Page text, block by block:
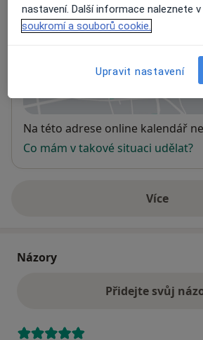
Psychiatrická ambulance
8,30-15h)
Dostupnost
Na této adrese online kalendář
Co mám v takové situaci udělat?
Víceo adrese
Názory
Přidejte svůj
nastavení. Další informace naleznete v
soukromí a souborů cookie.
Upravit nastavení